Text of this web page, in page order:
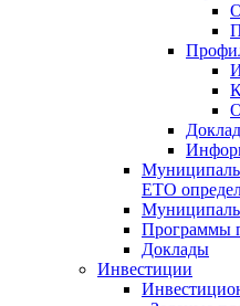
ЕТО
Программы
Доклады
Инвестиции